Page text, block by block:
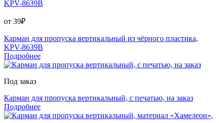
от 39₽
Карман для пропуска вертикальный из чёрного пластика,
KPV-8639B
Подробнее
Под заказ
Карман для пропуска вертикальный, с печатью, на заказ
Подробнее